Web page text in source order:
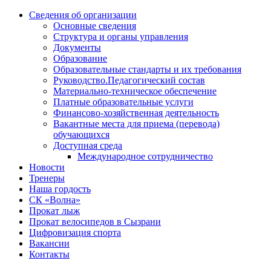
Сведения об организации
Основные сведения
Структура и органы управления
Документы
Образование
Образовательные стандарты и их требования
Руководство.Педагогический состав
Материально-техническое обеспечение
Платные образовательные услуги
Финансово-хозяйственная деятельность
Вакантные места для приема (перевода)
обучающихся
Доступная среда
Международное сотрудничество
Новости
Тренеры
Наша гордость
СК «Волна»
Прокат лыж
Прокат велосипедов в Сызрани
Цифровизация спорта
Вакансии
Контакты